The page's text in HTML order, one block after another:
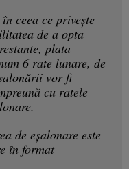
ceea ce privește
de a opta
plata
6 rate lunare, de
vor fi
cu ratele
de eșalonare este
în format